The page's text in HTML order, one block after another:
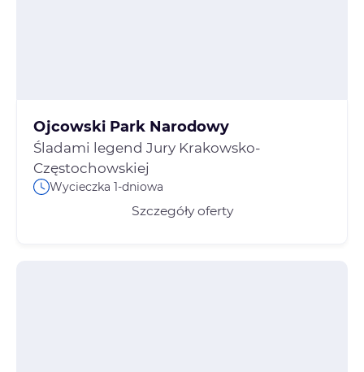
Śladami legend Jury Krakowsko-
Częstochowskiej
Wycieczka 1-dniowa
Szczegóły oferty